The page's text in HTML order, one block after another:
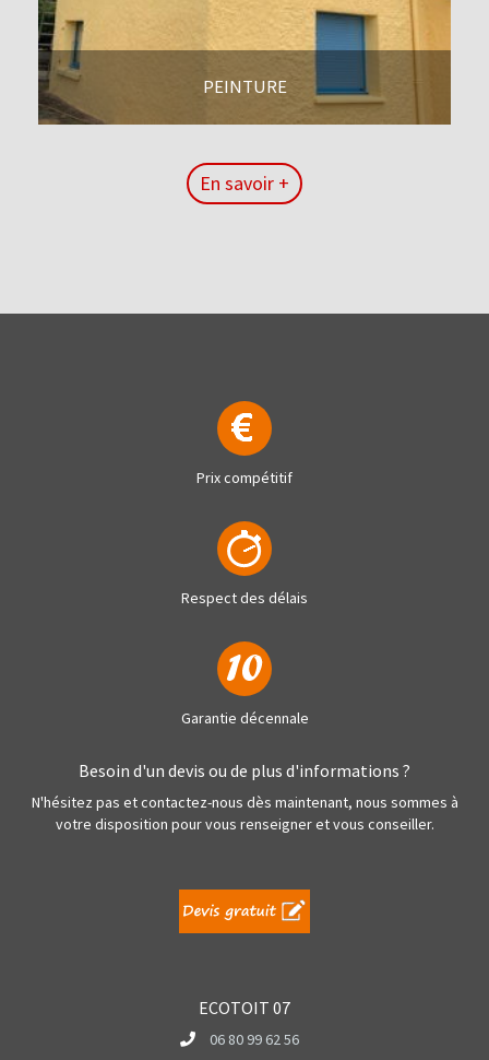
PEINTURE
En savoir +
Prix compétitif
Respect des délais
Garantie décennale
Besoin d'un devis ou de plus d'informations ?
N'hésitez pas et contactez-nous dès maintenant, nous sommes à
votre disposition pour vous renseigner et vous conseiller.
ECOTOIT 07
06 80 99 62 56